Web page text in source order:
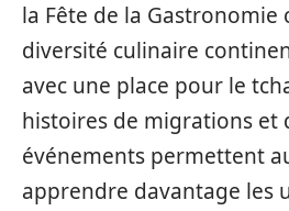
la Fête de la Gastronomie
diversité culinaire
avec une place pour le
histoires de migrations et
événements permettent
apprendre davantage les